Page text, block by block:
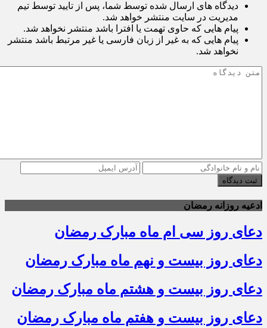
دیدگاه های ارسال شده توسط شما، پس از تایید توسط تیم
مدیریت در سایت منتشر خواهد شد.
پیام هایی که حاوی تهمت یا افترا باشد منتشر نخواهد شد.
پیام هایی که به غیر از زبان فارسی یا غیر مرتبط باشد منتشر
نخواهد شد.
ثبت دیدگاه
ادعیه روزانه رمضان
دعای روز سی ام ماه مبارک رمضان
دعای روز بیست و نهم ماه مبارک رمضان
دعای روز بیست و هشتم ماه مبارک رمضان
دعای روز بیست و هفتم ماه مبارک رمضان